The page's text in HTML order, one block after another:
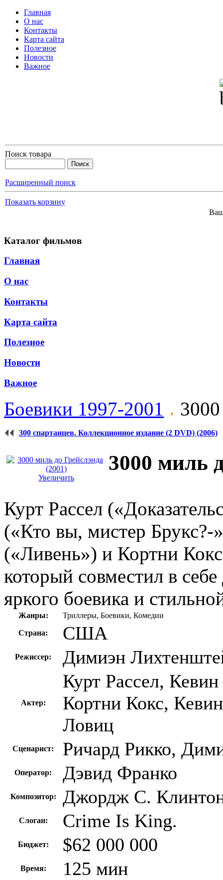
Главная
О нас
Контакты
Карта сайта
Полезное
Новости
Важное
Поиск товара
Расширенный поиск
Показать корзину
Каталог фильмов
Главная
О нас
Контакты
Карта сайта
Полезное
Новости
Важное
Боевики 1997-2001
300 спартанцев. Коллекционное издание (2 DVD) (2006)
Увеличить
3000 миль
Курт Рассел
(«Кто вы, мистер Брукс?-
(«Ливень») и Кортни
который совместил в
яркого боевика и
Жанры: Триллеры, Боевики, Комедии
Страна: США
Режиссер: Димиэн
Актер:
Курт Рассел,
Кортни Кокс,
Ловиц
Сценарист: Ричард Рикко,
Оператор: Дэвид Франко
Композитор: Джордж С.
Слоган: Crime Is King.
Бюджет: $62 000 000
Время: 125 мин